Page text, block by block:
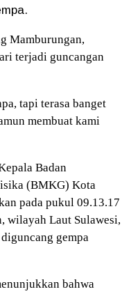
Mamburungan,
terjadi guncangan
tapi terasa banget
membuat kami
Badan
(BMKG) Kota
pada pukul 09.13.17
wilayah Laut Sulawesi,
gempa
bahwa